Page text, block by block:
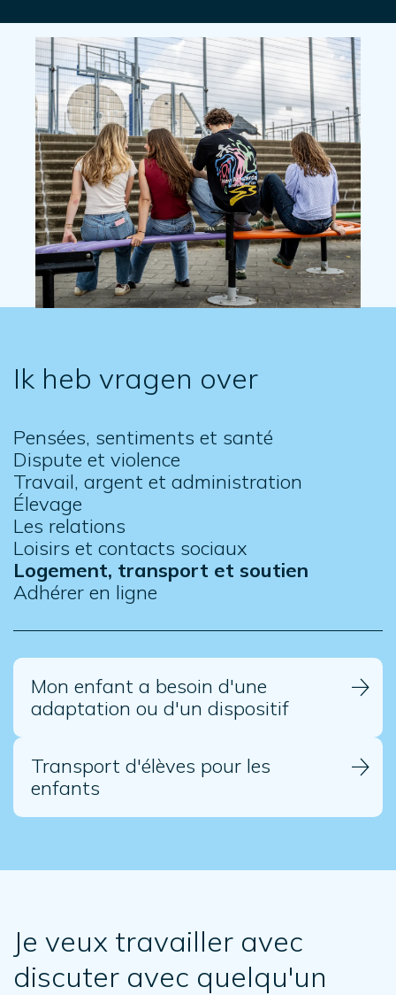
Ik heb vragen over
Pensées, sentiments et santé
Dispute et violence
Travail, argent et administration
Élevage
Les relations
Loisirs et contacts sociaux
Logement, transport et soutien
Adhérer en ligne
Mon enfant a besoin d'une
adaptation ou d'un dispositif
Transport d'élèves pour les
enfants
Je veux travailler avec
discuter avec quelqu'un